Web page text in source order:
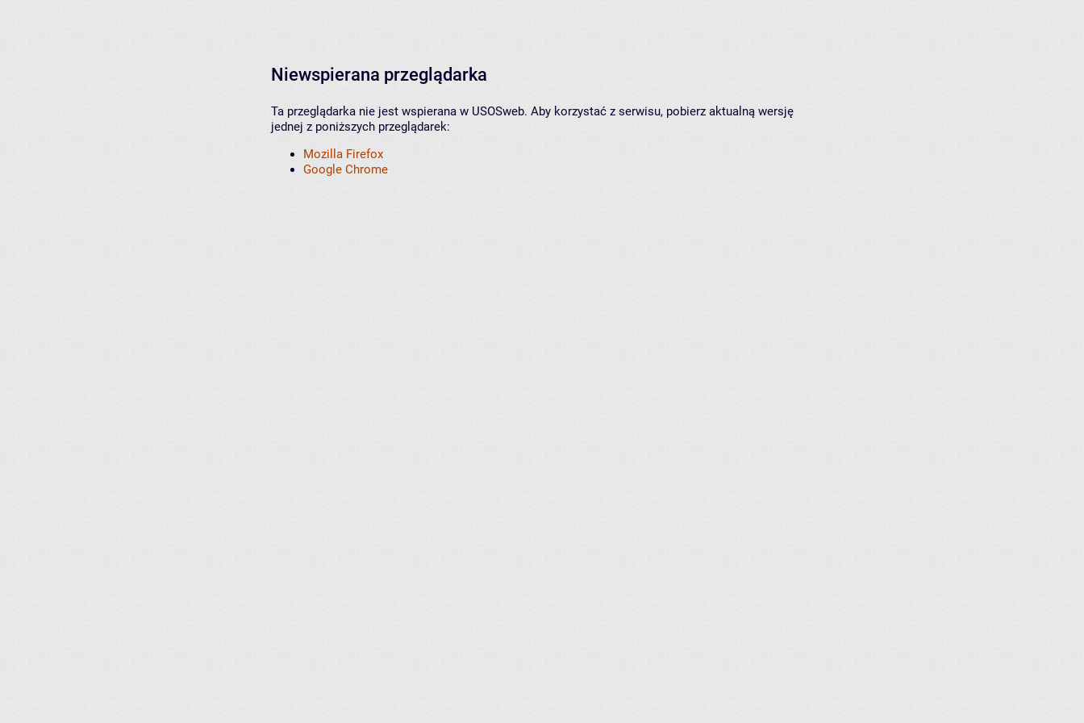
Niewspierana przeglądarka
Ta przeglądarka nie jest wspierana w USOSweb. Aby korzystać z serwisu, pobierz aktualną wersję
jednej z poniższych przeglądarek:
Mozilla Firefox
Google Chrome